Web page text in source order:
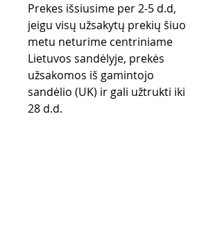
Prekes išsiusime per 2-5 d.d,
jeigu visų užsakytų prekių šiuo
metu neturime centriniame
Lietuvos sandėlyje, prekės
užsakomos iš gamintojo
sandėlio (UK) ir gali užtrukti iki
28 d.d.